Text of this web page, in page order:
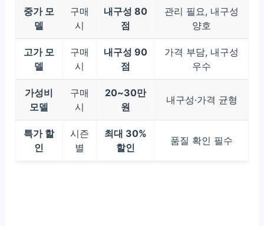
중가 모
델
구매
시
내구성 80
점
관리 필요, 내구성
양호
고가 모
델
구매
시
내구성 90
점
가격 부담, 내구성
우수
가성비
모델
구매
시
20~30만
원
내구성·가격 균형
특가 할
인
시즌
별
최대 30%
할인
품질 확인 필수